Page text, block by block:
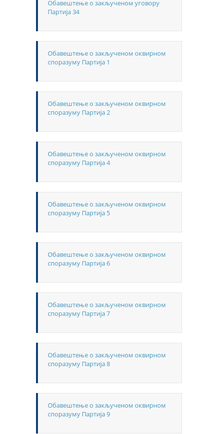
Обавештење о закљученом уговору
Партија 34
Обавештење о закљученом оквирном
споразуму Партија 1
Обавештење о закљученом оквирном
споразуму Партија 2
Обавештење о закљученом оквирном
споразуму Партија 4
Обавештење о закљученом оквирном
споразуму Партија 5
Обавештење о закљученом оквирном
споразуму Партија 6
Обавештење о закљученом оквирном
споразуму Партија 7
Обавештење о закљученом оквирном
споразуму Партија 8
Обавештење о закљученом оквирном
споразуму Партија 9